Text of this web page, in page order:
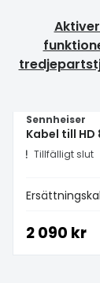
Sennheiser
Kabel till HD
Tillfälligt slut
2 090 kr